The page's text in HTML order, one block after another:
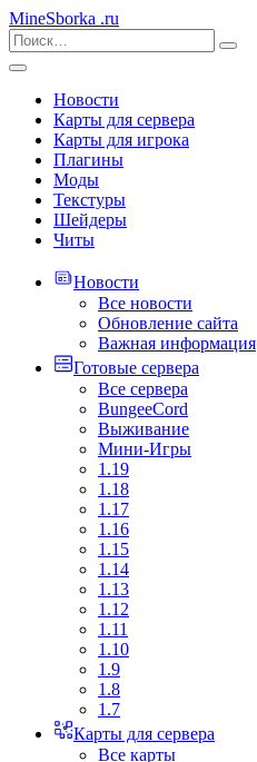
MineSborka .ru
Новости
Карты для сервера
Карты для игрока
Плагины
Моды
Текстуры
Шейдеры
Читы
Новости
Все новости
Обновление сайта
Важная информация
Готовые сервера
Все сервера
BungeeCord
Выживание
Мини-Игры
1.19
1.18
1.17
1.16
1.15
1.14
1.13
1.12
1.11
1.10
1.9
1.8
1.7
Карты для сервера
Все карты